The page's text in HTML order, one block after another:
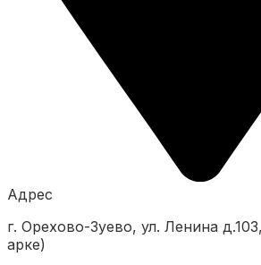
Адрес
г. Орехово-Зуево, ул. Ленина
арке)